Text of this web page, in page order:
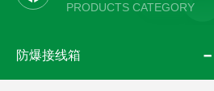
PRODUCTS CATEGORY
防爆接线箱